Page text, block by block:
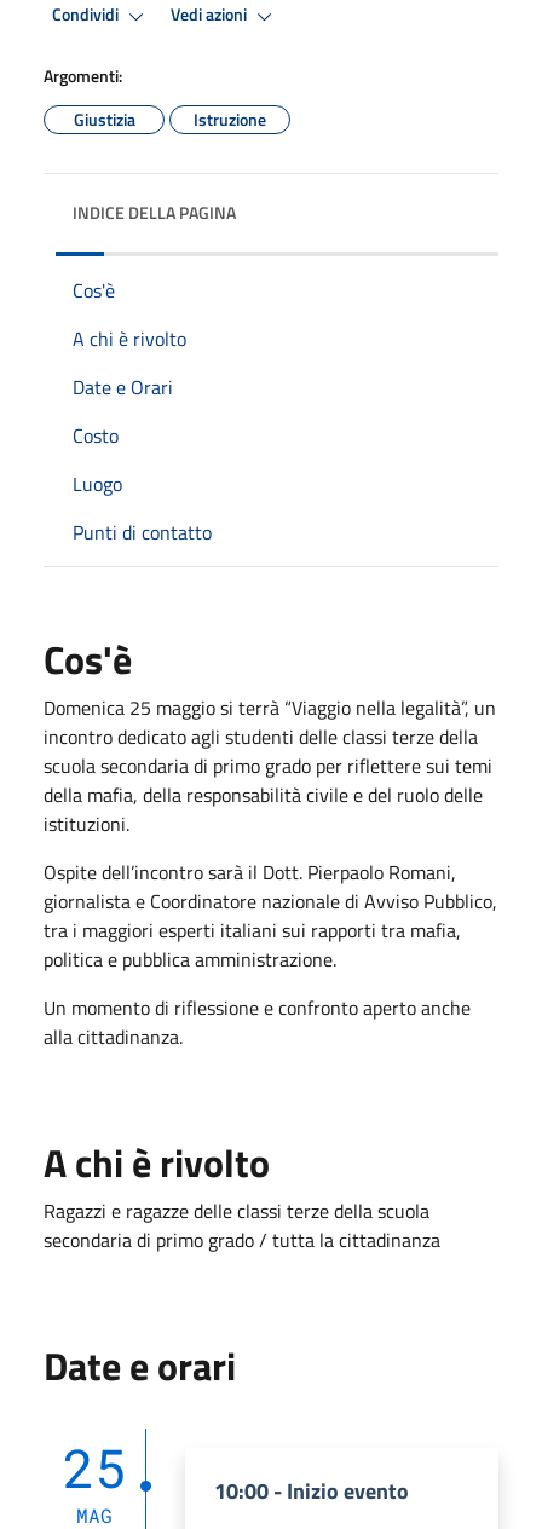
Condividi Vedi azioni
Argomenti:
Giustizia
Istruzione
INDICE DELLA PAGINA
Cos'è
A chi è rivolto
Date e Orari
Costo
Luogo
Punti di contatto
Cos'è
Domenica 25 maggio si terrà “Viaggio nella legalità”, un
incontro dedicato agli studenti delle classi terze della
scuola secondaria di primo grado per riflettere sui temi
della mafia, della responsabilità civile e del ruolo delle
istituzioni.
Ospite dell’incontro sarà il Dott. Pierpaolo Romani,
giornalista e Coordinatore nazionale di Avviso Pubblico,
tra i maggiori esperti italiani sui rapporti tra mafia,
politica e pubblica amministrazione.
Un momento di riflessione e confronto aperto anche
alla cittadinanza.
A chi è rivolto
Ragazzi e ragazze delle classi terze della scuola
secondaria di primo grado / tutta la cittadinanza
Date e orari
25
MAG
10:00 - Inizio evento